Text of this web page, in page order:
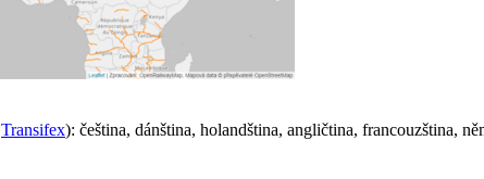
Transifex): čeština, dánština, holandština, angličtina, francouzština,